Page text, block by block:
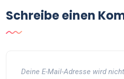
Schreibe einen
Deine E-Mail-Adresse wird